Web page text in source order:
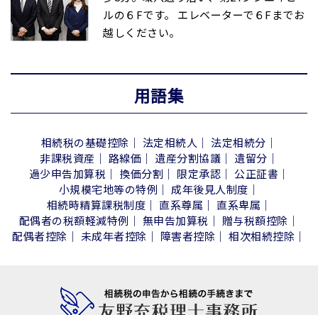
ルの６Fです。 エレベーターで６Fまでお
越しください。
用語集
相続税の基礎控除 法定相続人
法定相続分
非課税資産
路線価 遺産分割協議
遺留分
過少申告加算税
換価分割 限定承認
公正証書
小規模宅地等の特例
成年後見人制度
相続時精算課税制度
直系尊属
直系卑属
配偶者の税額軽減特例
無申告加算税
贈与税額控除
配偶者控除
未成年者控除 障害者控除 相次相続控除